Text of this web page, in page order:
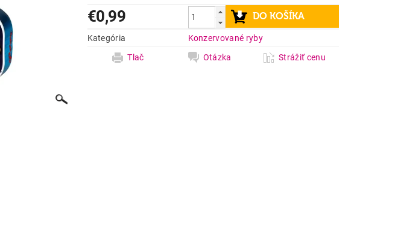
€0,99
Kategória
Konzervované ryby
Tlač
Otázka Strážiť cenu